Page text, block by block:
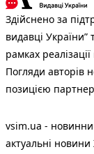
Здійснено за
видавці
рамках
Погляди авторів
позицією
vsim.ua -
актуальні